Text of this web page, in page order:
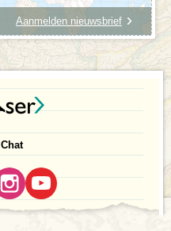
Aanmelden nieuwsbrief
Chat